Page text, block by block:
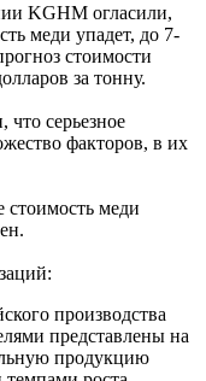
KGHM огласили,
меди упадет, до 7-
стоимости
за тонну.
серьезное
факторов, в их
стоимость меди
производства
представлены на
продукцию